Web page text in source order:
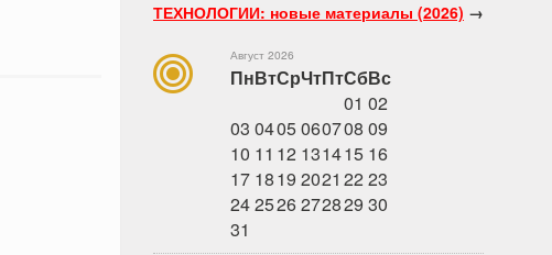
ТЕХНОЛОГИИ: новые материалы (2026) →
Август 2026
ПнВтСрЧтПтСбВс
01 02
03 0405060708 09
10 11 12 131415 16
17 1819 2021 22 23
242526272829 30
31